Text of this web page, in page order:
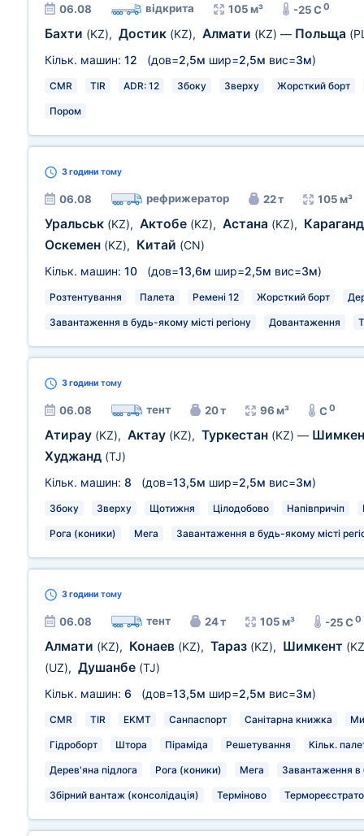
06.08 відкрита 105 м³ -25 C0
Бахти (KZ), Достик (KZ), Алмати (KZ) — Польща
Кільк. машин: 12 (дов=2,5м шир=2,5м вис=3м)
CMR TIR ADR: 12 Збоку Зверху Жорсткий борт
Пором
3 години тому
06.08 рефрижератор 22 т 105 м³
Уральськ (KZ), Актобе (KZ), Астана (KZ),
Оскемен (KZ), Китай (CN)
Кільк. машин: 10 (дов=13,6м шир=2,5м вис=3м)
Розтентування Палета Ремені 12 Жорсткий борт
Завантаження в будь-якому місті регіону Довантаження
3 години тому
06.08 тент 20 т 96 м³ C0
Атирау (KZ), Актау (KZ), Туркестан (KZ) —
Худжанд (TJ)
Кільк. машин: 8 (дов=13,5м шир=2,5м вис=3м)
Збоку Зверху Щотижня Цілодобово Напівпричіп
Рога (коники) Мега Завантаження в будь-якому місті
3 години тому
06.08 тент 24 т 105 м³ -25 C0
Алмати (KZ), Конаев (KZ), Тараз (KZ), Шимкент
(UZ), Душанбе (TJ)
Кільк. машин: 6 (дов=13,5м шир=2,5м вис=3м)
CMR TIR EKMT Санпаспорт Санітарна книжка
Гідроборт Штора Піраміда Решетування Кільк.
Дерев'яна підлога Рога (коники) Мега Завантаження в
Збірний вантаж (консолідація) Терміново